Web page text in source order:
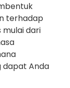
terhadap
mulai dari
dapat Anda